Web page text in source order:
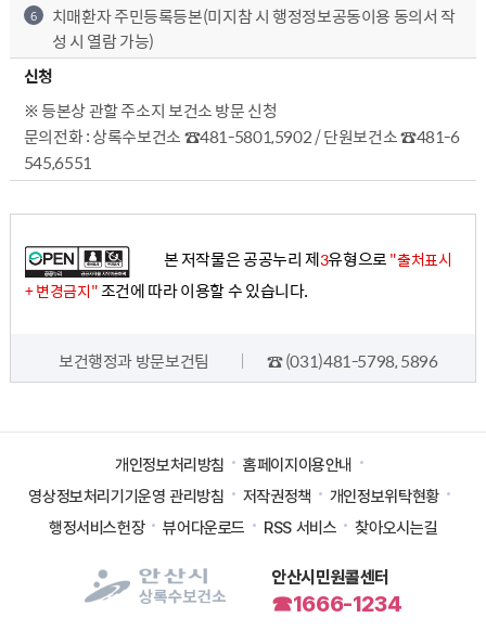
6
치매환자 주민등록등본(미지참 시 행정정보공동이용 동의서 작
성 시 열람 가능)
신청
※ 등본상 관할 주소지 보건소 방문 신청
문의전화 : 상록수보건소 ☎481-5801,5902 / 단원보건소 ☎481-6
545,6551
본 저작물은 공공누리 제3유형으로"출처표시
+ 변경금지"조건에 따라 이용할 수 있습니다.
보건행정과 방문보건팀 ☎ (031)481-5798, 5896
개인정보처리방침
홈페이지이용안내
영상정보처리기기운영 관리방침
저작권정책
개인정보위탁현황
행정서비스헌장
뷰어다운로드 RSS 서비스 찾아오시는길
안산시민원콜센터
☎1666-1234